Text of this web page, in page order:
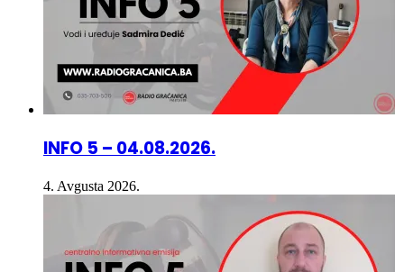
INFO 5 – 04.08.2026.
4. Avgusta 2026.